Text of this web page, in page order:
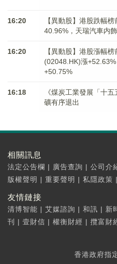
16:20
【異動股】港股跌幅
40.96%，天瑞汽車内
16:20
【異動股】港股漲幅
(02048.HK)漲
+50.75%
16:18
《煤炭工業發展「十
礦有序退出
相關訊息
法定公告欄 | 廣告查詢 | 公司介
版權聲明 | 重要聲明 | 私隱政策 |
友情鏈接
清博智能 | 艾媒諮詢 | 和訊 | 新
刊
| 壹財信 | 權衡財經 | 攬富財
香港政府指